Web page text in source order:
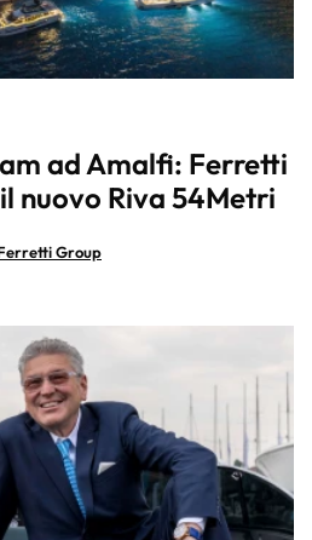
ad Amalfi: Ferretti
nuovo Riva 54Metri
Group